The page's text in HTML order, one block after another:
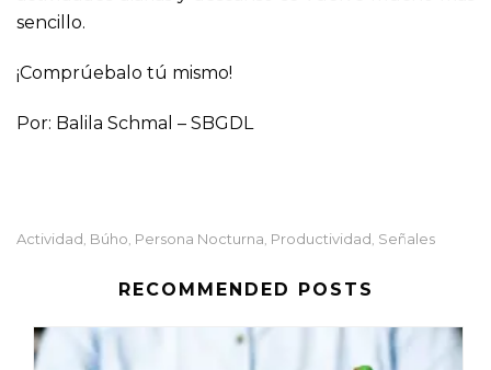
sencillo.
¡Comprúebalo tú mismo!
Por: Balila Schmal – SBGDL
Actividad, Búho, Persona Nocturna, Productividad, Señales
RECOMMENDED POSTS